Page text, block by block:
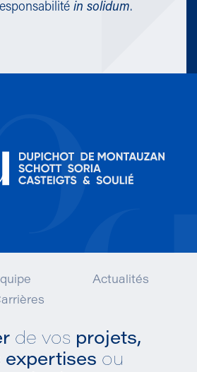
in solidum.
Actualités
de vos projets,
expertises ou